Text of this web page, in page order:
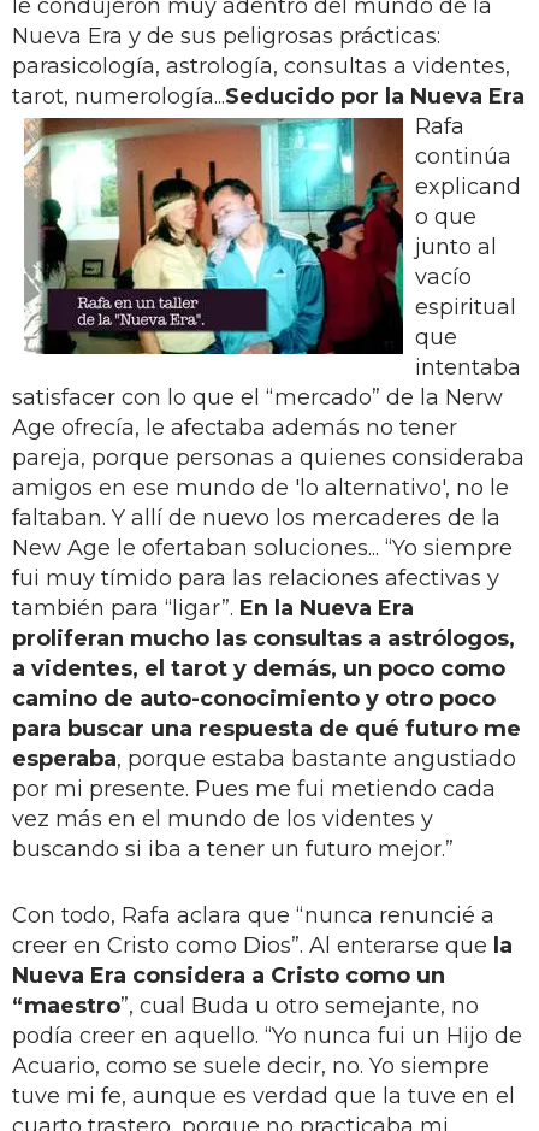
le condujeron muy adentro del mundo de la
Nueva Era y de sus peligrosas prácticas:
parasicología, astrología, consultas a videntes,
tarot, numerología...Seducido por la Nueva Era
Rafa
continúa
explicand
o que
junto al
vacío
espiritual
que
intentaba
satisfacer con lo que el “mercado” de la Nerw
Age ofrecía, le afectaba además no tener
pareja, porque personas a quienes consideraba
amigos en ese mundo de 'lo alternativo', no le
faltaban. Y allí de nuevo los mercaderes de la
New Age le ofertaban soluciones... “Yo siempre
fui muy tímido para las relaciones afectivas y
también para “ligar”. En la Nueva Era
proliferan mucho las consultas a astrólogos,
a videntes, el tarot y demás, un poco como
camino de auto-conocimiento y otro poco
para buscar una respuesta de qué futuro me
esperaba, porque estaba bastante angustiado
por mi presente. Pues me fui metiendo cada
vez más en el mundo de los videntes y
buscando si iba a tener un futuro mejor.”
Con todo, Rafa aclara que “nunca renuncié a
creer en Cristo como Dios”. Al enterarse que la
Nueva Era considera a Cristo como un
“maestro”, cual Buda u otro semejante, no
podía creer en aquello. “Yo nunca fui un Hijo de
Acuario, como se suele decir, no. Yo siempre
tuve mi fe, aunque es verdad que la tuve en el